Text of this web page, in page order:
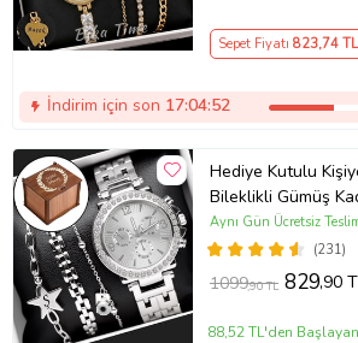
Sepet Fiyatı 823,74 TL
İndirim için son 17:04:52
Hediye Kutulu
Bileklikli Gümüş Kadın Kol Saati Özel
Kutusunda
(231)
Aynı Gün Ücretsiz
1099,90 TL 829,90
88,52 TL'den